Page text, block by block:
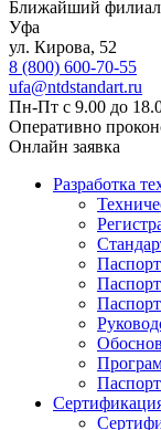
Ближайший
Уфа
ул. ​​Кирова, 52
8 (800) 600-70-55
ufa@ntdstandart.ru
Пн-Пт с 9.00 до
Оперативно
Онлайн заявка
Разработка
Паспорт